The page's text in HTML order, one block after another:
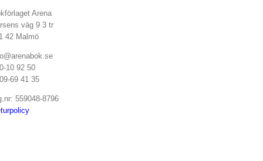
Arena
väg 9 3 tr
42 Malmö
10 92 50
69 41 35
559048-8796